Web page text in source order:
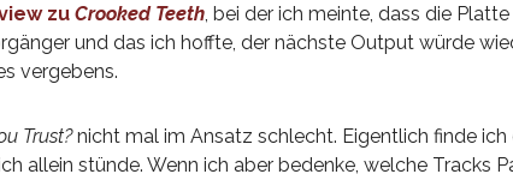
zu Crooked Teeth, bei der ich meinte, dass die
und das ich hoffte, der nächste Output würde
vergebens.
Trust?nicht mal im Ansatz schlecht. Eigentlich finde ich
allein stünde. Wenn ich aber bedenke, welche Tracks